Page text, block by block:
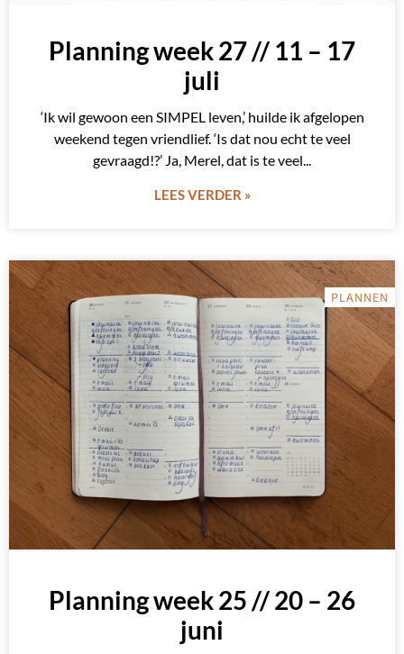
Planning week 27 // 11 – 17
juli
‘Ik wil gewoon een SIMPEL leven,’ huilde ik afgelopen
weekend tegen vriendlief. ‘Is dat nou echt te veel
gevraagd!?’ Ja, Merel, dat is te veel
LEES VERDER »
PLANNEN
Planning week 25 // 20 – 26
juni